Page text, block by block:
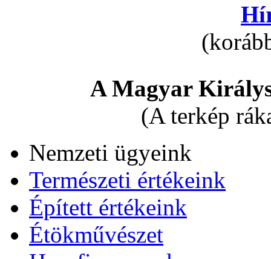
A Magyar
(A terkép
Nemzeti ügyeink
Természeti értékeink
Épített értékeink
Étökművészet